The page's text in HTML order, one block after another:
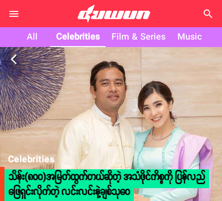
search
All Celebrities Film & Series Music
arrow_back_ios
Celebrities
သိန်း(၈၀၀)အမြတ်ထွက်တယ်ဆိုတဲ့ အသံဖိုင်ကိစ္စကို ပြန်လည်
ဖြေရှင်းလိုက်တဲ့ လင်းလင်းနဲ့ချစ်သုဝေ